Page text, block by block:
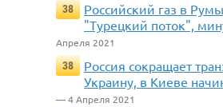
38
Российский газ в
"Турецкий поток",
Апреля 2021
38
Россия сокращает
Украину, в Киеве
— 4 Апреля 2021